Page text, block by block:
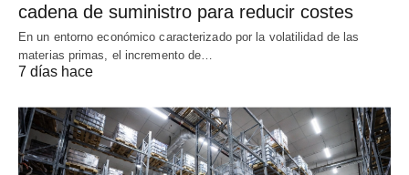
cadena de suministro para reducir costes
En un entorno económico caracterizado por la volatilidad de las
materias primas, el incremento de…
7 días hace